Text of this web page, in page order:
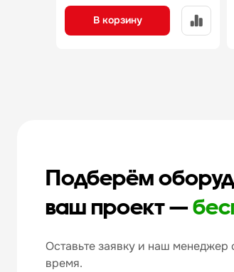
В корзину
Подберём
ваш проект —
Оставьте заявку и наш
время.